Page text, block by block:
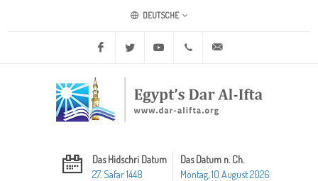
DEUTSCHE
Facebook Twitter Youtube +20 2 25970400
Das Hidschri Datum
27. Safar 1448
Das Datum n. Ch.
Montag, 10 August 2026